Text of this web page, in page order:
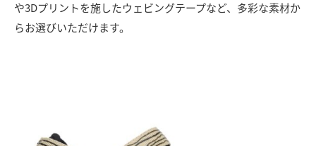
や3Dプリントを施したウェビングテープなど、多彩な素材か
らお選びいただけます。